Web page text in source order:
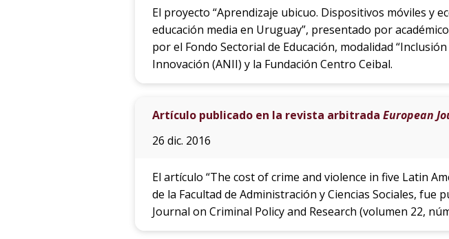
El proyecto “Aprendizaje ubicuo. Dispositivos móviles y
educación media en Uruguay”, presentado por
por el Fondo Sectorial de Educación, modalidad
Innovación (ANII) y la Fundación Centro Ceibal.
Artículo publicado en la revista arbitrada European
26 dic. 2016
El artículo “The cost of crime and violence in five Latin
de la Facultad de Administración y Ciencias Sociales,
Journal on Criminal Policy and Research (volumen 22,